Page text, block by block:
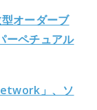
オーダーブ
ペチュアル
」、ソ